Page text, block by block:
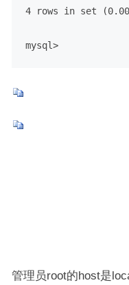
4 rows in set
mysql>
管理员root的host是